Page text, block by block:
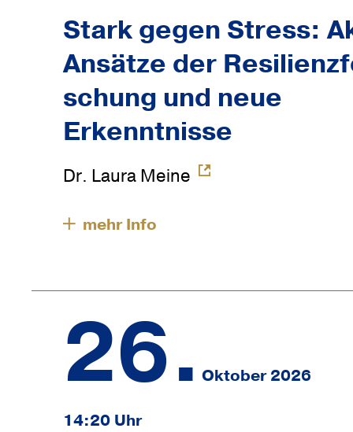
Stark gegen Stress:
Ansätze der
schung und neue
Erkenntnisse
Dr. Laura Meine
26. Oktober 2026
14:20 Uhr